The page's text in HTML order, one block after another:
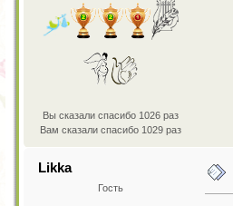
Вы сказали спасибо 1026 раз
Вам сказали спасибо 1029 раз
Likka
Гость